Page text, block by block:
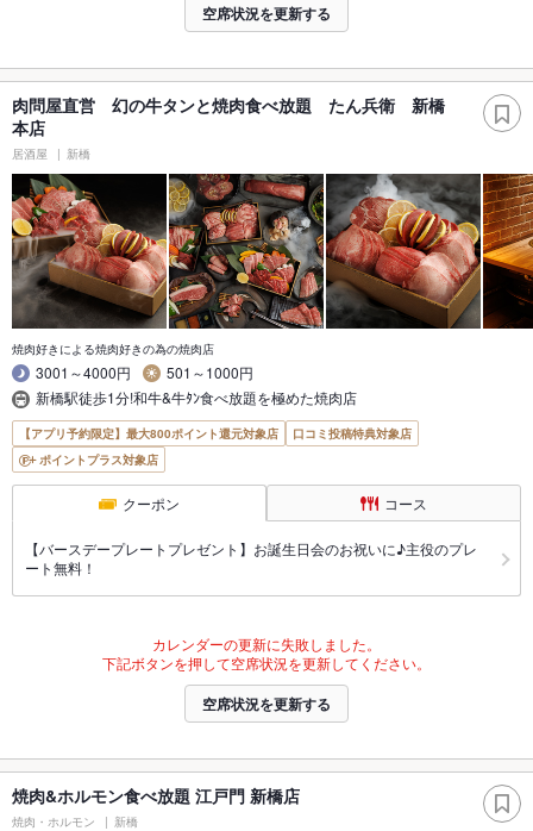
空席状況を更新する
肉問屋直営 幻の牛タンと焼肉食べ放題 たん兵衛 新橋
本店
居酒屋 新橋
焼肉好きによる焼肉好きの為の焼肉店
3001～4000円
501～1000円
新橋駅徒歩1分!和牛&牛ﾀﾝ食べ放題を極めた焼肉店
【アプリ予約限定】最大800ポイント還元対象店
口コミ投稿特典対象店
ポイントプラス対象店
クーポン コース
【バースデープレートプレゼント】お誕生日会のお祝いに♪主役のプレ
ート無料！
カレンダーの更新に失敗しました。
下記ボタンを押して空席状況を更新してください。
空席状況を更新する
焼肉&ホルモン食べ放題 江戸門 新橋店
焼肉・ホルモン 新橋